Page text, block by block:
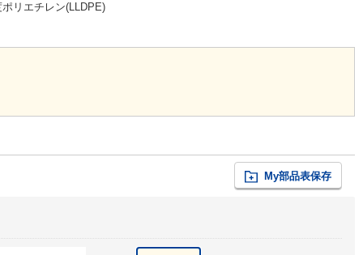
リエチレン(LLDPE)
My部品表保存